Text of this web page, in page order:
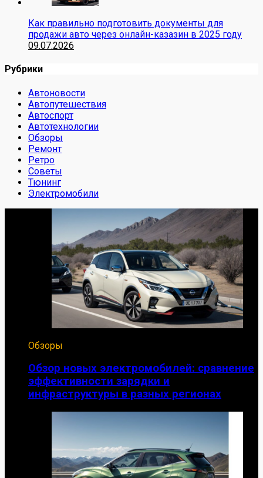
Как правильно подготовить документы для
продажи авто через онлайн-казазин в 2025 году
09.07.2026
Рубрики
Автоновости
Автопутешествия
Автоспорт
Автотехнологии
Обзоры
Ремонт
Ретро
Советы
Тюнинг
Электромобили
Обзоры
Обзор новых электромобилей: сравнение
эффективности зарядки и
инфраструктуры в разных регионах